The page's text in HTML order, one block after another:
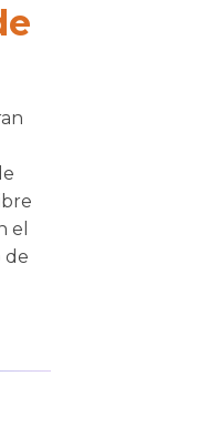
el
de